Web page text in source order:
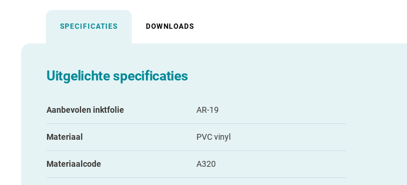
SPECIFICATIES DOWNLOADS
Uitgelichte specificaties
Aanbevolen inktfolie AR-19
Materiaal PVC vinyl
Materiaalcode A320